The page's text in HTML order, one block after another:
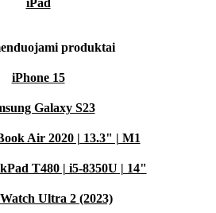
iPad
produktai
iPhone 15
Galaxy S23
Air 2020 | 13.3" | M1
T480 | i5-8350U | 14"
Ultra 2 (2023)